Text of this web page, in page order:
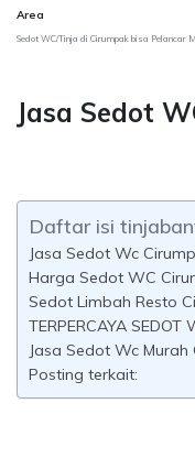
Area
Sedot WC/Tinja di Cirumpak bisa Pelancar
Jasa Sedot
Daftar isi
Jasa Sedot Wc
Harga Sedot WC
Sedot Limbah Resto
TERPERCAYA
Jasa Sedot Wc Murah
Posting terkait: